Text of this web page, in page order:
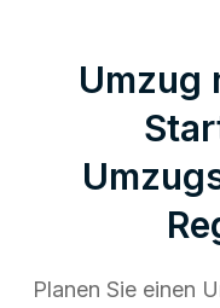
Umzug
Planen Sie einen